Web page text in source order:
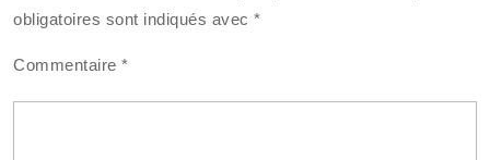
obligatoires sont indiqués avec*
Commentaire*